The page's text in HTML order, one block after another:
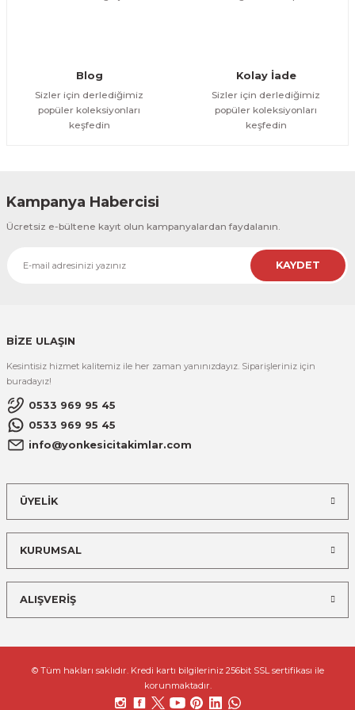
Blog
Sizler için derlediğimiz
popüler koleksiyonları
keşfedin
Kolay İade
Sizler için derlediğimiz
popüler koleksiyonları
keşfedin
Kampanya Habercisi
Ücretsiz e-bültene kayıt olun kampanyalardan faydalanın.
KAYDET
BİZE ULAŞIN
Kesintisiz hizmet kalitemiz ile her zaman yanınızdayız. Siparişleriniz için
buradayız!
0533 969 95 45
0533 969 95 45
info@yonkesicitakimlar.com
ÜYELİK
KURUMSAL
ALIŞVERİŞ
© Tüm hakları saklıdır. Kredi kartı bilgileriniz 256bit SSL sertifikası ile
korunmaktadır.